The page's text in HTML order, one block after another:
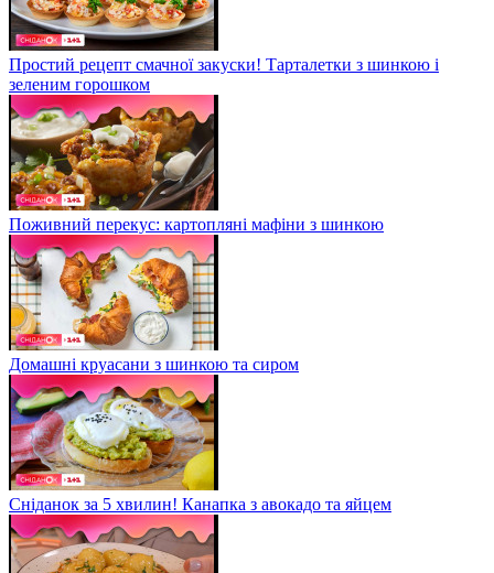
Простий рецепт смачної закуски! Тарталетки з шинкою і
зеленим горошком
Поживний перекус: картопляні мафіни з шинкою
Домашні круасани з шинкою та сиром
Сніданок за 5 хвилин! Канапка з авокадо та яйцем